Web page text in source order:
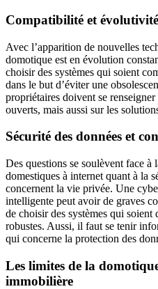
Compatibilité et évolutivité
Avec l’apparition de nouvelles
domotique est en évolution
choisir des systèmes qui soient
dans le but d’éviter une
propriétaires doivent se
ouverts, mais aussi sur les
Sécurité des données et
Des questions se soulèvent face à
domestiques à internet quant à la
concernent la vie privée. Une
intelligente peut avoir de graves
de choisir des systèmes qui soient
robustes. Aussi, il faut se tenir
qui concerne la protection des
Les limites de la
immobilière